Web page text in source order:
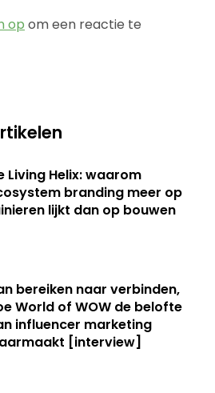
op om een reactie te
Living Helix: waarom
branding meer op
lijkt dan op bouwen
bereiken naar verbinden,
World of WOW de belofte
influencer marketing
[interview]